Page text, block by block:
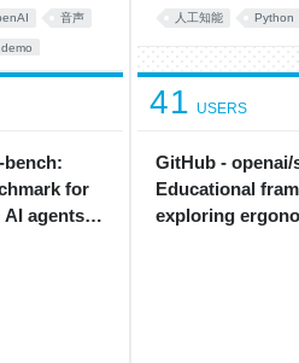
音声
demo
機械学習
人工知能 Python
bench:
for
agents
GitHub - openai/
Educational
exploring
41 USERS